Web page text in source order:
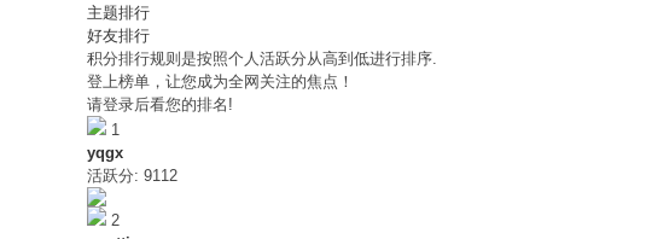
壹 »
主题排行
好友排行
积分排行规则是按照个人活跃分从高到低进行排序.
登上榜单，让您成为全网关注的焦点！
请登录后看您的排名!
1
yqgx
活跃分: 9112
2